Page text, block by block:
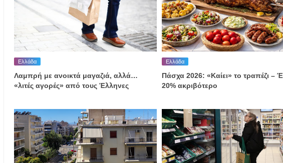
Ελλάδα
Λαμπρή με ανοικτά μαγαζιά, αλλά…
«λιτές αγορές» από τους Έλληνες
Ελλάδα
Πάσχα 2026: «Καίει» το τραπέζι –
20% ακριβότερο